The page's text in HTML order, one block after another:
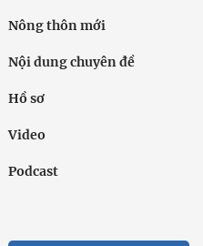
Nông thôn mới
Nội dung chuyên đề
Hồ sơ
Video
Podcast